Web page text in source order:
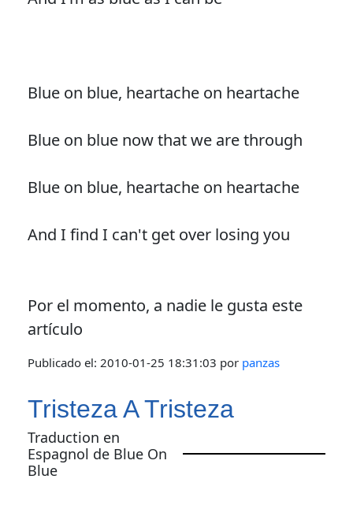
Blue on blue, heartache on heartache
Blue on blue now that we are through
Blue on blue, heartache on heartache
And I find I can't get over losing you
Por el momento, a nadie le gusta este
artículo
Publicado el: 2010-01-25 18:31:03 por panzas
Tristeza A Tristeza
Traduction en
Espagnol de Blue On
Blue